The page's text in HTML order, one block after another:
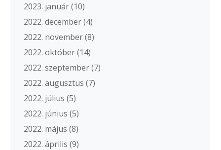
2023. január(10)
2022. december(4)
2022. november(8)
2022. október(14)
2022. szeptember(7)
2022. augusztus (7)
2022. július (5)
2022. június (5)
2022. május (8)
2022. április (9)